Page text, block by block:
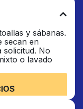
y sábanas.
secan en
solicitud. No
o lavado